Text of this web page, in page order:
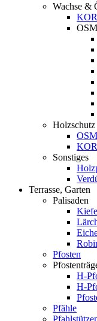
Wachse &
Holzschutz
Sonstiges
Terrasse, Garten
Palisaden
Pfosten
H-
H-
Pfähle